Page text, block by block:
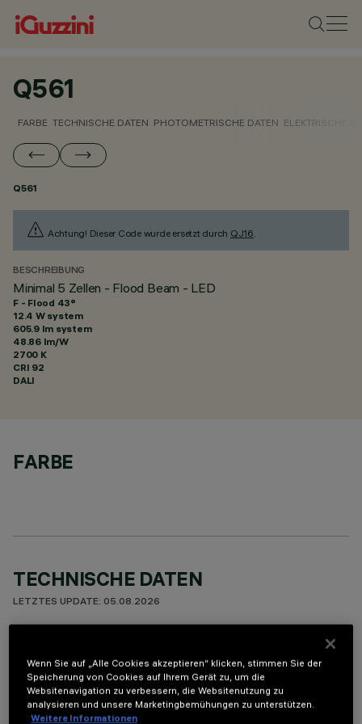
Q561
FARBE TECHNISCHE DATEN PHOTOMETRISCHE DATEN ELEKTRISCHE
Q561
Achtung! Dieser Code wurde ersetzt durch QJ16.
BESCHREIBUNG
Minimal 5 Zellen - Flood Beam - LED
F - Flood 43°
12.4 W system
605.9 lm system
48.86 lm/W
2700 K
CRI 92
DALI
FARBE
TECHNISCHE DATEN
LETZTES UPDATE: 05.08.2026
Miniaturisierte, lineare Einbauleuchte mit 5 optischen
Elementen mit LED-Lampen - feste Optik. Trotz der sehr
kompakten Größe der Leuchte sorgt die patentierte
Wenn Sie auf „Alle Cookies akzeptieren“ klicken, stimmen Sie der
Speicherung von Cookies auf Ihrem Gerät zu, um die
Websitenavigation zu verbessern, die Websitenutzung zu
analysieren und unsere Marketingbemühungen zu unterstützen.
Weitere Informationen